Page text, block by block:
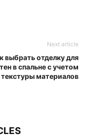
Next article
выбрать отделку для
в спальне с учетом
текстуры материалов